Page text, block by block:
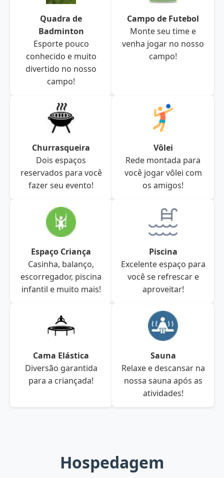
Quadra de
Badminton
Esporte pouco
conhecido e muito
divertido no nosso
campo!
Campo de Futebol
Monte seu time e
venha jogar no nosso
campo!
Churrasqueira
Dois espaços
reservados para você
fazer seu evento!
Vôlei
Rede montada para
você jogar vôlei com
os amigos!
Espaço Criança
Casinha, balanço,
escorregador, piscina
infantil e muito mais!
Piscina
Excelente espaço para
você se refrescar e
aproveitar!
Cama Elástica
Diversão garantida
para a criançada!
Sauna
Relaxe e descansar na
nossa sauna após as
atividades!
Hospedagem